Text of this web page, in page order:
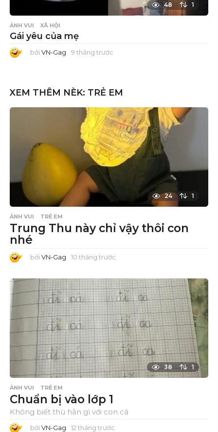
48 1
ẢNH VUI XÃ HỘI
Gái yêu của mẹ
bởi VN-Gag 9 tháng trước
t
ư
ớ
c
XEM THÊM NÈK: TRẺ EM
24 1
ẢNH VUI TRẺ EM
Trung Thu này chỉ vậy thôi con
nhé
bởi VN-Gag 10 tháng trước
h
á
n
g
t
ư
ớ
38 1
ẢNH VUI TRẺ EM
Chuẩn bị vào lớp 1
Không biết thù hằn gì với con cá
bởi VN-Gag 12 tháng trước